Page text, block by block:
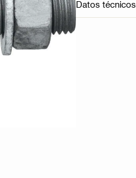
Datos técnicos